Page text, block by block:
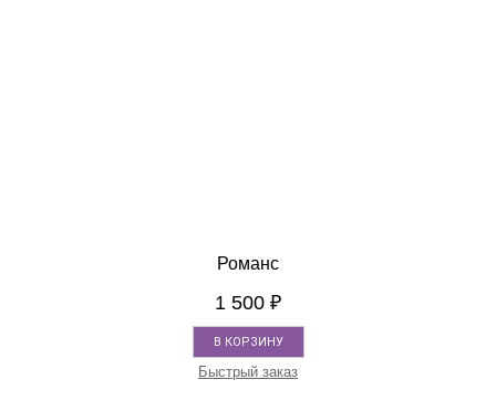
Романс
1 500 ₽
В КОРЗИНУ
Быстрый заказ